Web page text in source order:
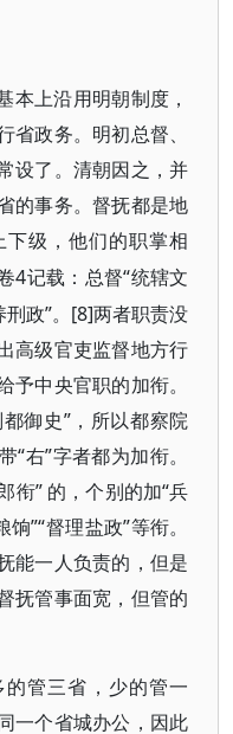
本上沿用明朝制度，
省政务。明初总督、
设了。清朝因之，并
的事务。督抚都是地
级，他们的职掌相
4记载：总督“统辖文
政”。[8]两者职责没
高级官吏监督地方行
中央官职的加衔。
御史”，所以都察院
右”字者都为加衔。
衔” 的，个别的加“兵
”“督理盐政”等衔。
能一人负责的，但是
抚管事面宽，但管的
管三省，少的管一
一个省城办公，因此